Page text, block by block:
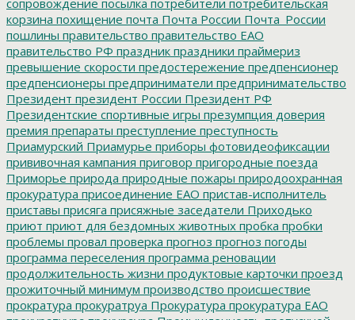
корзина похищение почта Почта России Почта_России
пошлины правительство правительство ЕАО
правительство РФ праздник праздники праймериз
превышение скорости предостережение предпенсионер
предпенсионеры предприниматели предпринимательство
Президент президент России Президент РФ
Президентские спортивные игры презумпция доверия
премия препараты преступление преступность
Приамурский Приамурье приборы фотовидеофиксации
прививочная кампания приговор пригородные поезда
Приморье природа природные пожары природоохранная
прокуратура присоединение ЕАО пристав-исполнитель
приставы присяга присяжные заседатели Приходько
приют приют для бездомных животных пробка пробки
проблемы провал проверка прогноз прогноз погоды
программа переселения программа реновации
продолжительность жизни продуктовые карточки проезд
прожиточный минимум производство происшествие
прократура прокуратруа Прокуратура прокуратура ЕАО